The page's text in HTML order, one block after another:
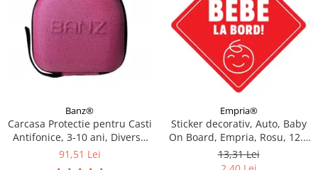
Banz®
Carcasa Protectie pentru Casti
Antifonice, 3-10 ani, Diverse
culori
91,51 Lei
Empria®
Sticker decorativ, Auto, Baby
On Board, Empria, Rosu, 12.5
x 12.5 cm
13,31 Lei